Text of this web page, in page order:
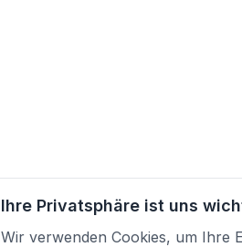
Ihre Privatsphäre ist uns
Wir verwenden Cookies, um Ihre